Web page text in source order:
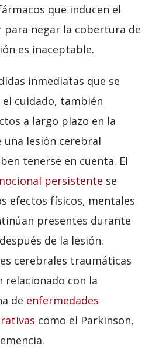
que inducen el
para negar la cobertura de
es inaceptable.
inmediatas que se
cuidado, también
a largo plazo en la
una lesión cerebral
tenerse en cuenta. El
persistente se
efectos físicos, mentales
presentes durante
de la lesión.
cerebrales traumáticas
relacionado con la
de enfermedades
como el Parkinson,